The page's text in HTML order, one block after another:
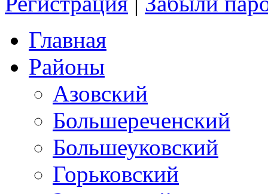
Главная
Районы
Азовский
Большереченский
Большеуковский
Горьковский